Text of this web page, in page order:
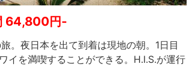
64,800円-
。夜日本を出て到着は現地の朝。1日目
イを満喫することができる。H.I.S.が運行